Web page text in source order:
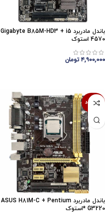
باندل مادربرد Gigabyte B85M-HD3 + i5
4570 استوک
۴,۹۰۰,۰۰۰ تومان
ناموجود
باندل مادربرد ASUS H81M-C + Pentium
G3220 *استوک